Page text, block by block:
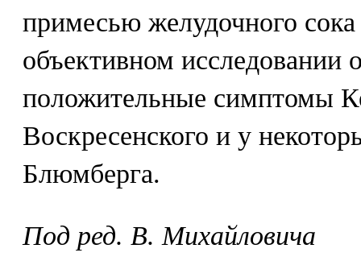
примесью желудочного
объективном исследовании
положительные симптомы
Воскресенского и у
Блюмберга.
Под ред. В. Михайловича